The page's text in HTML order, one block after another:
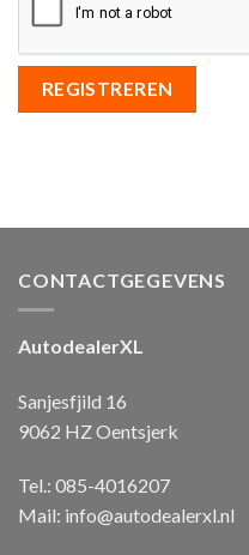
REGISTREREN
CONTACTGEGEVENS
AutodealerXL
Sanjesfjild 16
9062 HZ Oentsjerk
Tel.: 085-4016207
Mail: info@autodealerxl.nl